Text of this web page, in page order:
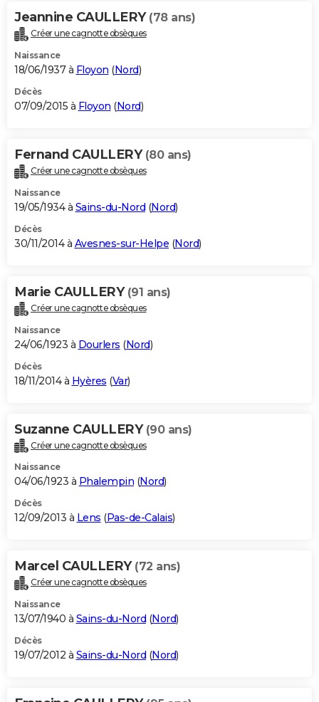
Jeannine CAULLERY (78 ans)
Créer une cagnotte obsèques
Naissance
18/06/1937 à Floyon (Nord)
Décès
07/09/2015 à Floyon (Nord)
Fernand CAULLERY (80 ans)
Créer une cagnotte obsèques
Naissance
19/05/1934 à Sains-du-Nord (Nord)
Décès
30/11/2014 à Avesnes-sur-Helpe (Nord)
Marie CAULLERY (91 ans)
Créer une cagnotte obsèques
Naissance
24/06/1923 à Dourlers (Nord)
Décès
18/11/2014 à Hyères (Var)
Suzanne CAULLERY (90 ans)
Créer une cagnotte obsèques
Naissance
04/06/1923 à Phalempin (Nord)
Décès
12/09/2013 à Lens (Pas-de-Calais)
Marcel CAULLERY (72 ans)
Créer une cagnotte obsèques
Naissance
13/07/1940 à Sains-du-Nord (Nord)
Décès
19/07/2012 à Sains-du-Nord (Nord)